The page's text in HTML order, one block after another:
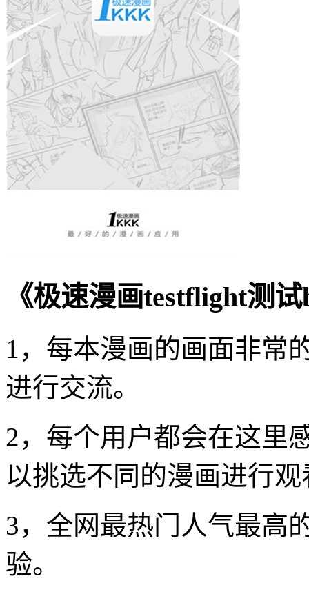
《极速漫画testflight测
1，每本漫画的画面非常
进行交流。
2，每个用户都会在这里
以挑选不同的漫画进行观
3，全网最热门人气最高
验。